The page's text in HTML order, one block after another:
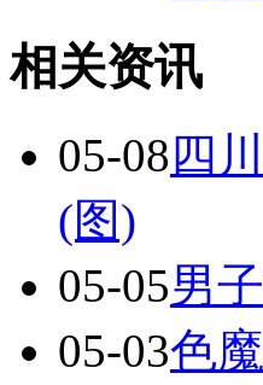
相关资讯
05-08 四
(图)
05-05男
05-03色